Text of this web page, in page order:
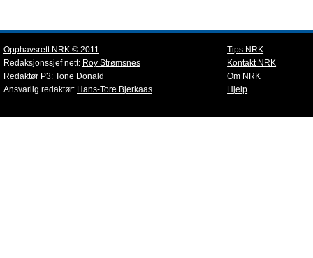
Opphavsrett NRK © 2011
Redaksjonssjef nett: Roy Strømsnes
Redaktør P3: Tone Donald
Ansvarlig redaktør: Hans-Tore Bjerkaas
Tips NRK
Kontakt NRK
Om NRK
Hjelp